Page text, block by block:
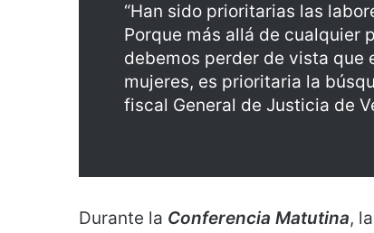
“Han sido prioritarias las
Porque más allá de cualquier
debemos perder de vista que
mujeres, es prioritaria la
fiscal General de Justicia de
Durante la Conferencia Matutina,